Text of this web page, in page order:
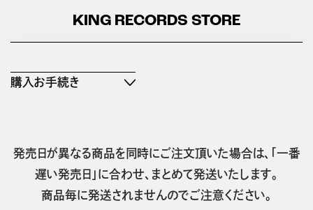
KING RECORDS STORE
購入お手続き
発売日が異なる商品を同時にご注文頂いた場合は、「一番
遅い発売日」に合わせ、まとめて発送いたします。
商品毎に発送されませんのでご注意ください。